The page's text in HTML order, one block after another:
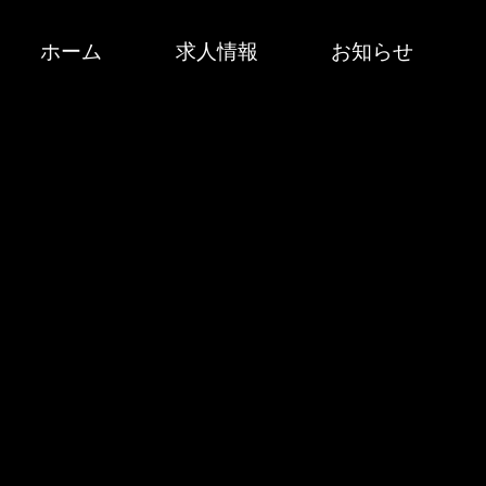
ホーム 求人情報 お知らせ